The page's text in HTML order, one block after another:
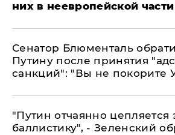
них в неевропейской
Сенатор Блюменталь
Путину после принятия
санкций": "Вы не покорите
"Путин отчаянно цепляется
баллистику", - Зеленский